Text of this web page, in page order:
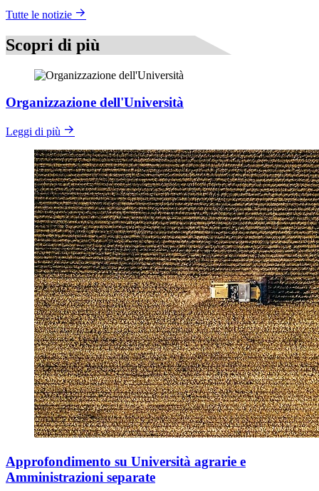
Tutte le notizie
Scopri di più
Organizzazione dell'Università
Leggi di più
Approfondimento su Università agrarie e
Amministrazioni separate